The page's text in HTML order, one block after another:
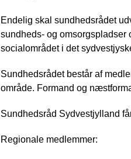
Endelig skal sundhedsrådet
sundheds- og omsorgspladser
socialområdet i det
Sundhedsrådet består af
område. Formand og
Sundhedsråd Sydvestjylland
Regionale medlemmer: